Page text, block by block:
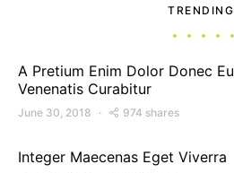
TRENDING
A Pretium Enim Dolor Donec Eu
Venenatis Curabitur
June 30, 2018 974 shares
Integer Maecenas Eget Viverra